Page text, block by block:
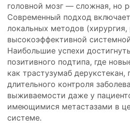
головной мозг — сложная, но
Современный подход
локальных методов
высокоэффективной
Наибольшие успехи
позитивного подтипа, где
как трастузумаб дерукстекан,
длительного контроля
выживаемости даже у
имеющимися метастазами в
системе.